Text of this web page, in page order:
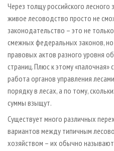
Через толщу российского
живое лесоводство просто не
законодательство – это не
смежных федеральных законов,
правовых актов разного уровня
страниц. Плюс к этому «палочная»
работа органов управления
порядку в лесах, а по тому,
суммы взыщут.
Существует много различных
вариантов между типичным
хозяйством – их обычно